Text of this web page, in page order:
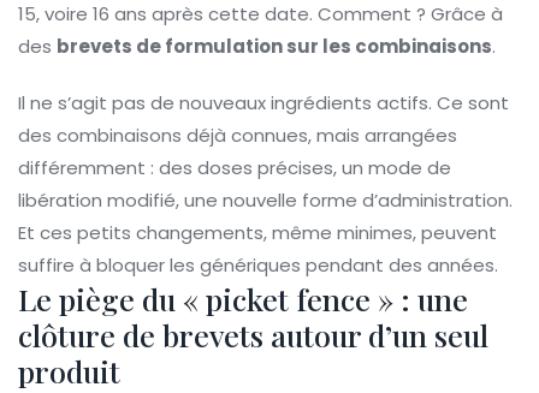
15, voire 16 ans après cette date. Comment ? Grâce à
des brevets de formulation sur les combinaisons.
Il ne s’agit pas de nouveaux ingrédients actifs. Ce sont
des combinaisons déjà connues, mais arrangées
différemment : des doses précises, un mode de
libération modifié, une nouvelle forme d’administration.
Et ces petits changements, même minimes, peuvent
suffire à bloquer les génériques pendant des années.
Le piège du « picket fence » : une
clôture de brevets autour d’un seul
produit